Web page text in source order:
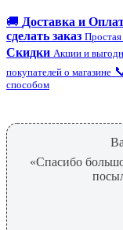
🚚 Доставка и
сделать заказ
Скидки Акции и
покупателей о магазине
способом
«Спасибо